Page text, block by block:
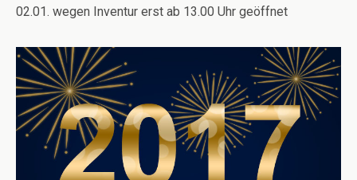
02.01. wegen Inventur erst ab 13.00 Uhr geöffnet